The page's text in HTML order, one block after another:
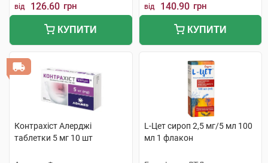
від 126.60 грн
КУПИТИ
від 140.90 грн
КУПИТИ
Контрахіст Алерджі
таблетки 5 мг 10 шт
L-Цет сироп 2,5 мг/5 мл 100
мл 1 флакон